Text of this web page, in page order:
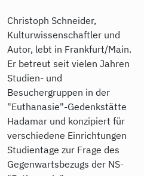
Christoph Schneider,
Kulturwissenschaftler und
Autor, lebt in Frankfurt/Main.
Er betreut seit vielen Jahren
Studien- und
Besuchergruppen in der
"Euthanasie"-Gedenkstätte
Hadamar und konzipiert für
verschiedene Einrichtungen
Studientage zur Frage des
Gegenwartsbezugs der NS-